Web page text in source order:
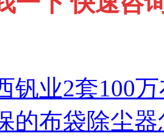
钒业2套100
的布袋除尘